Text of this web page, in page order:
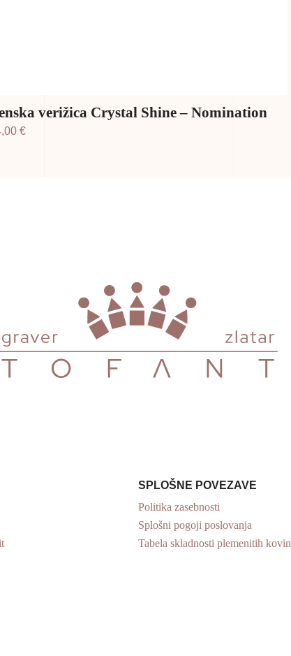
verižica Crystal Shine – Nomination
€
SPLOŠNE POVEZAVE
Politika zasebnosti
Splošni pogoji poslovanja
Tabela skladnosti plemenitih kovin